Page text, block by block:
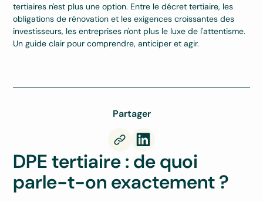
tertiaires n'est plus une option. Entre le décret tertiaire, les
obligations de rénovation et les exigences croissantes des
investisseurs, les entreprises n'ont plus le luxe de l'attentisme.
Un guide clair pour comprendre, anticiper et agir.
Partager
DPE tertiaire : de quoi
parle-t-on exactement ?